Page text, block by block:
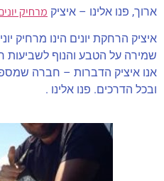
ארוך, פנו אלינו – איציק מרחיק
איציק הרחקת יונים הינו מרחיק
שמירה על הטבע והנוף לשביעות
אנו איציק הדברות – חברה
ובכל הדרכים. פנו אלינו .